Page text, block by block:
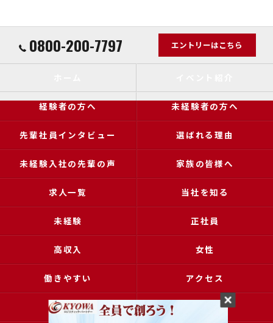
0800-200-7797 エントリーはこちら
経験者の方へ 未経験者の方へ
先輩社員インタビュー 選ばれる理由
未経験入社の先輩の声 家族の皆様へ
求人一覧 当社を知る
未経験 正社員
高収入 女性
働きやすい アクセス
ブログ